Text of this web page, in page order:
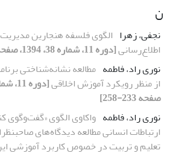
ن
نجفی، زهرا الگوی فلسفه هنجارین
اطلاع‌رسانی[دوره 11، شماره 38، 1394، صفحه 157-186]
نوری راد، فاطمه مطالعه نشانه‌شناختی
از منظر رویکرد آموزش اخلاقی
صفحه 233-258]
نوری راد، فاطمه واکاوی الگوی «گفت‌‌وگوی
ارتباطات انسانی مطالعه دیدگاه‌های
تعلیم و تربیت در خصوص کاربرد آموزشی